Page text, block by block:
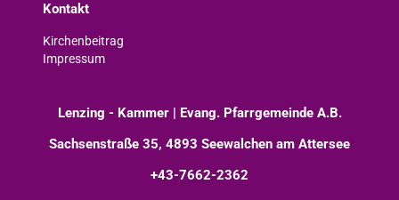
Kontakt
Kirchenbeitrag
Impressum
Lenzing - Kammer | Evang. Pfarrgemeinde A.B.
Sachsenstraße 35, 4893 Seewalchen am Attersee
+43-7662-2362